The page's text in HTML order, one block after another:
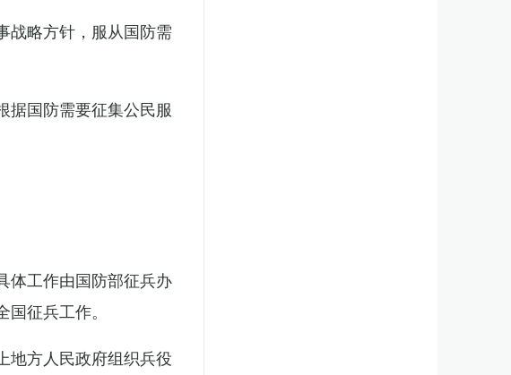
战略方针，服从国防需
据国防需要征集公民服
体工作由国防部征兵办
征兵工作。
地方人民政府组织兵役